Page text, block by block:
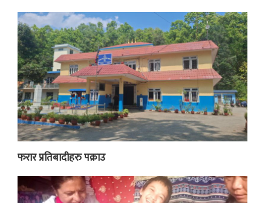
फरार प्रतिबादीहरु पक्राउ